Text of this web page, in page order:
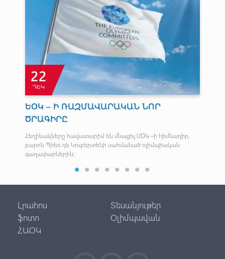
22
ԴԵԿ
ԵՕԿ – Ի ՌԱԶՄԱՎԱՐԱԿԱՆ ՆՈՐ
ԾՐԱԳԻՐԸ
Հեղինակները հավատարիմ են մնացել ՄՕԿ –ի հիմնադիր,
բարոն Պիեռ դե Կուբերտենի սահմանած օլիմպիական
գաղափարներին:
Լրահոս
Տեսանյութեր
ֆոտո
Օլիմպավան
ՀԱՕԿ